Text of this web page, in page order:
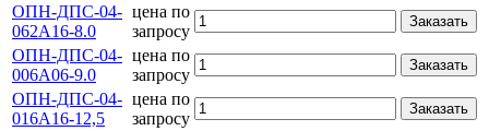
ОПН-ДПС-04-
062А16-8.0
цена по
запросу
Заказать
ОПН-ДПС-04-
006А06-9.0
цена по
запросу
Заказать
ОПН-ДПС-04-
016А16-12,5
цена по
запросу
Заказать